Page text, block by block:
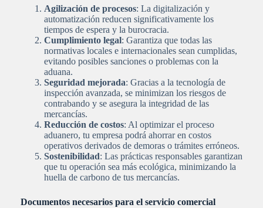
Agilización de procesos: La digitalización y
automatización reducen significativamente los
tiempos de espera y la burocracia.
Cumplimiento legal: Garantiza que todas las
normativas locales e internacionales sean cumplidas,
evitando posibles sanciones o problemas con la
aduana.
Seguridad mejorada: Gracias a la tecnología de
inspección avanzada, se minimizan los riesgos de
contrabando y se asegura la integridad de las
mercancías.
Reducción de costos: Al optimizar el proceso
aduanero, tu empresa podrá ahorrar en costos
operativos derivados de demoras o trámites erróneos.
Sostenibilidad: Las prácticas responsables garantizan
que tu operación sea más ecológica, minimizando la
huella de carbono de tus mercancías.
Documentos necesarios para el servicio comercial